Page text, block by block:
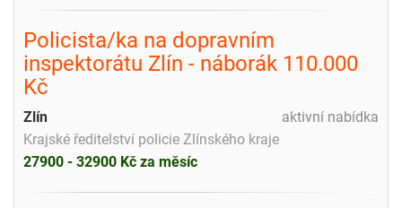
Policista/ka na dopravním
inspektorátu Zlín - náborák 110.000
Kč
aktivní nabídka
Zlín
Krajské ředitelství policie Zlínského kraje
27900 - 32900 Kč za měsíc